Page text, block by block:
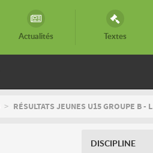
Actualités Textes
> RÉSULTATS JEUNES U15 GROUPE B -
DISCIPLINE